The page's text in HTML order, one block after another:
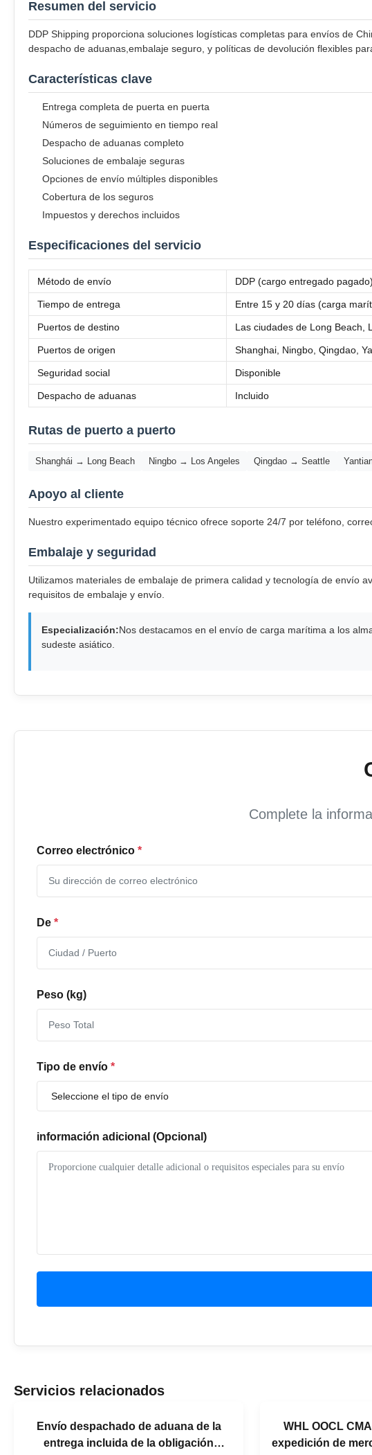
Resumen del servicio
DDP Shipping proporciona soluciones logísticas completas para envíos de
despacho de aduanas,embalaje seguro, y políticas de devolución flexibles
Características clave
Entrega completa de puerta en puerta
Números de seguimiento en tiempo real
Despacho de aduanas completo
Soluciones de embalaje seguras
Opciones de envío múltiples disponibles
Cobertura de los seguros
Impuestos y derechos incluidos
Especificaciones del servicio
Método de envío DDP (cargo entregado pagado)
Tiempo de entrega Entre 15 y 20 días (carga
Puertos de destino Las ciudades de Long Beach,
Puertos de origen Shanghai, Ningbo, Qingdao,
Seguridad social Disponible
Despacho de aduanas Incluido
Rutas de puerto a puerto
Shanghái → Long Beach Ningbo → Los Angeles Qingdao → Seattle
Apoyo al cliente
Nuestro experimentado equipo técnico ofrece soporte 24/7 por teléfono,
Embalaje y seguridad
Utilizamos materiales de embalaje de primera calidad y tecnología de envío
requisitos de embalaje y envío.
Especialización:Nos destacamos en el envío de carga marítima a los
sudeste asiático.
Complete la
Correo electrónico *
De *
Peso (kg)
Tipo de envío *
información adicional (Opcional)
Servicios relacionados
Envío despachado de aduana de la
entrega incluida de la obligación
WHL OOCL
expedición de